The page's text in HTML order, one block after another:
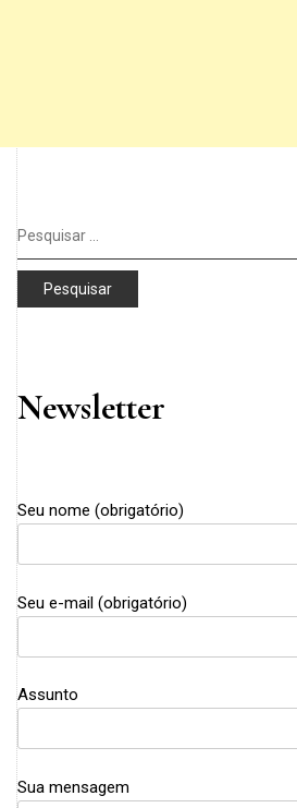
Pesquisar
por:
Newsletter
Seu nome (obrigatório)
Seu e-mail (obrigatório)
Assunto
Sua mensagem